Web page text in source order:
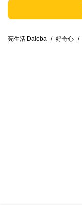
亮生活 Daleba / 好奇心 /